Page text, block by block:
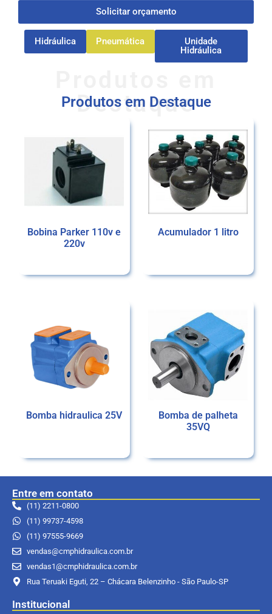
Solicitar orçamento
Hidráulica Pneumática
Unidade
Hidráulica
Destaque
Produtos em Destaque
Bobina Parker 110v e
220v
Acumulador 1 litro
Bomba hidraulica 25V
Bomba de palheta
35VQ
Entre em contato
(11) 2211-0800
(11) 99737-4598
(11) 97555-9669
vendas@cmphidraulica.com.br
vendas1@cmphidraulica.com.br
Rua Teruaki Eguti, 22 – Chácara Belenzinho - São Paulo-SP
Institucional